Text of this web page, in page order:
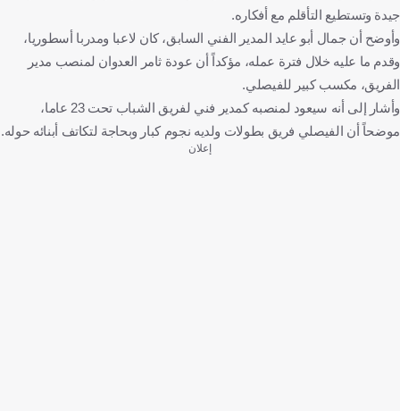
جيدة وتستطيع التأقلم مع أفكاره.
وأوضح أن جمال أبو عايد المدير الفني السابق، كان لاعبا ومدربا أسطوريا،
وقدم ما عليه خلال فترة عمله، مؤكداً أن عودة ثامر العدوان لمنصب مدير
الفريق، مكسب كبير للفيصلي.
وأشار إلى أنه سيعود لمنصبه كمدير فني لفريق الشباب تحت 23 عاما،
موضحاً أن الفيصلي فريق بطولات ولديه نجوم كبار وبحاجة لتكاتف أبنائه حوله.
إعلان